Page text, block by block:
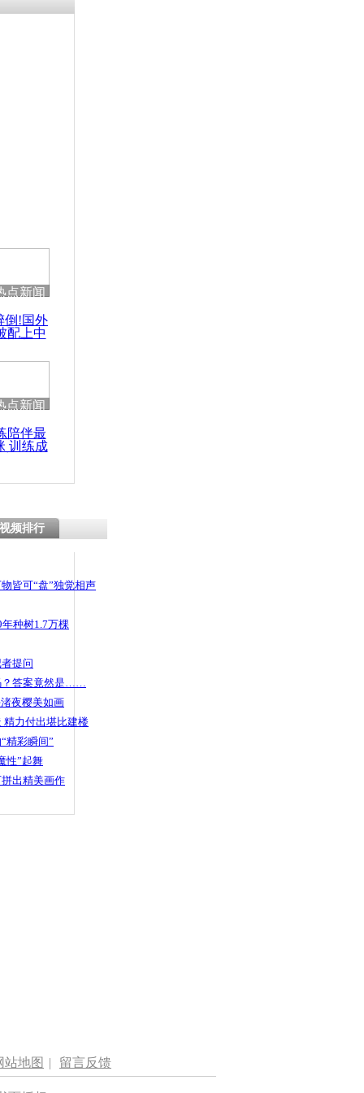
点新闻
倒!国外
配上中
点新闻
陪伴最
训练成
频排行
皆可“盘”独觉相声
种树1.7万棵
提问
？答案竟然是……
夜樱美如画
精力付出堪比建楼
精彩瞬间”
性”起舞
出精美画作
站地图 | 留言反馈